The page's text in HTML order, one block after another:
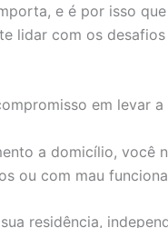
e é por isso
lidar com os
em levar
a domicílio, você
ou com mau
residência,